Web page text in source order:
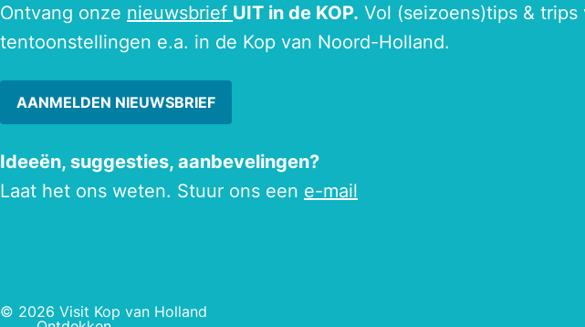
Ontvang onze nieuwsbrief UIT in de KOP. Vol (seizoens)tips &
tentoonstellingen e.a. in de Kop van Noord-Holland.
AANMELDEN NIEUWSBRIEF
Ideeën, suggesties, aanbevelingen?
Laat het ons weten. Stuur ons een e-mail
© 2026 Visit Kop van Holland